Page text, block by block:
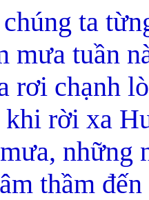
ta
mưa tuần
rơi chạnh
rời xa
những
thầm